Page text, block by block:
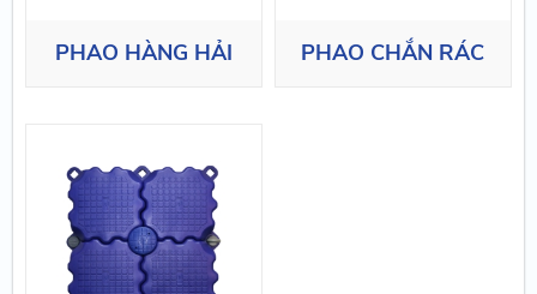
PHAO HÀNG HẢI PHAO CHẮN RÁC